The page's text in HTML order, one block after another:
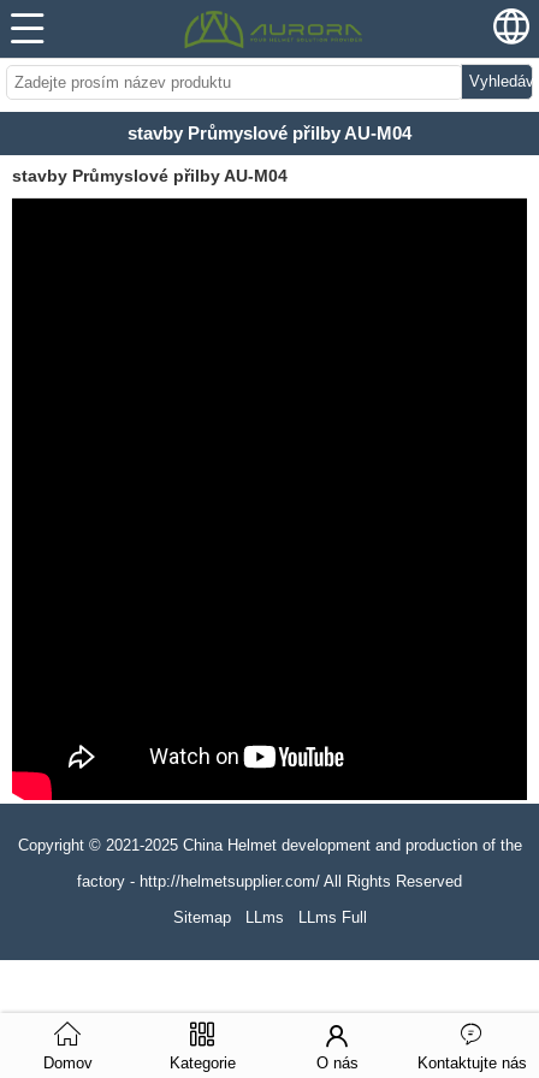
stavby Průmyslové přilby AU-M04
stavby Průmyslové přilby AU-M04
Copyright © 2021-2025 China Helmet development and production of the
factory - http://helmetsupplier.com/ All Rights Reserved
Sitemap
LLms LLms Full
Domov Kategorie O nás Kontaktujte nás